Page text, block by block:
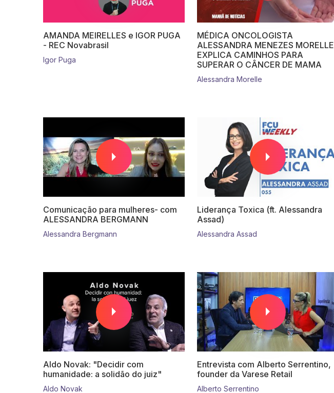
AMANDA MEIRELLES e IGOR PUGA
- REC Novabrasil
Igor Puga
MÉDICA ONCOLOGISTA
ALESSANDRA MENEZES MORELLE
EXPLICA CAMINHOS PARA
SUPERAR O CÂNCER DE MAMA
Alessandra Morelle
Comunicação para mulheres- com
ALESSANDRA BERGMANN
Alessandra Bergmann
Liderança Toxica (ft. Alessandra
Assad)
Alessandra Assad
Aldo Novak: "Decidir com
humanidade: a solidão do juiz"
Aldo Novak
Entrevista com Alberto Serrentino,
founder da Varese Retail
Alberto Serrentino